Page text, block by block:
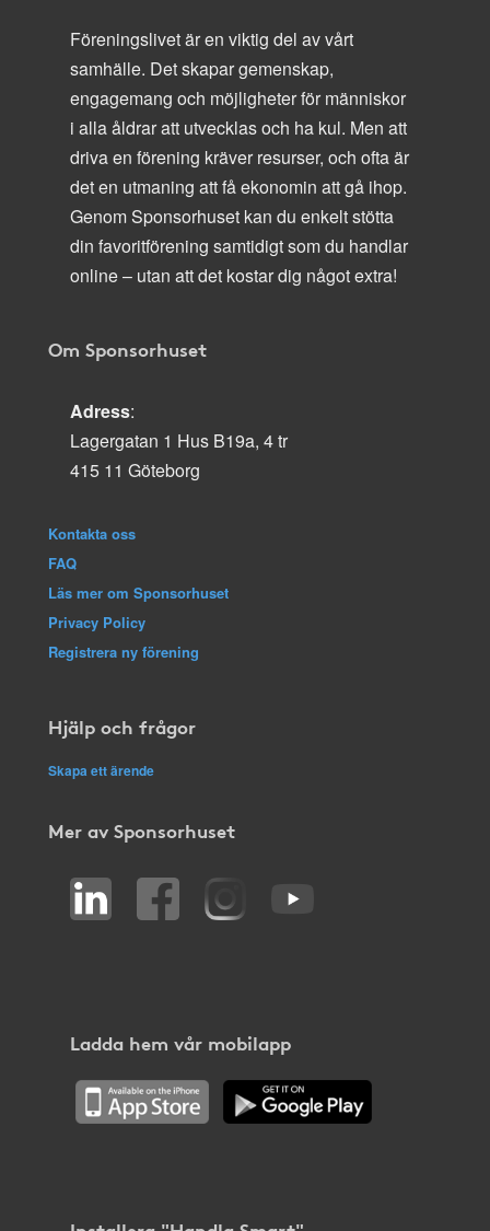
Föreningslivet är en viktig del av vårt
samhälle. Det skapar gemenskap,
engagemang och möjligheter för människor
i alla åldrar att utvecklas och ha kul. Men att
driva en förening kräver resurser, och ofta är
det en utmaning att få ekonomin att gå ihop.
Genom Sponsorhuset kan du enkelt stötta
din favoritförening samtidigt som du handlar
online – utan att det kostar dig något extra!
Om Sponsorhuset
Adress:
Lagergatan 1 Hus B19a, 4 tr
415 11 Göteborg
Kontakta oss
FAQ
Läs mer om Sponsorhuset
Privacy Policy
Registrera ny förening
Hjälp och frågor
Skapa ett ärende
Mer av Sponsorhuset
Ladda hem vår mobilapp